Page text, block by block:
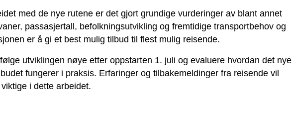
med de nye rutene er det gjort grundige vurderinger av blant annet
passasjertall, befolkningsutvikling og fremtidige transportbehov og
er å gi et best mulig tilbud til flest mulig reisende.
utviklingen nøye etter oppstarten 1. juli og evaluere hvordan det nye
fungerer i praksis. Erfaringer og tilbakemeldinger fra reisende vil
i dette arbeidet.